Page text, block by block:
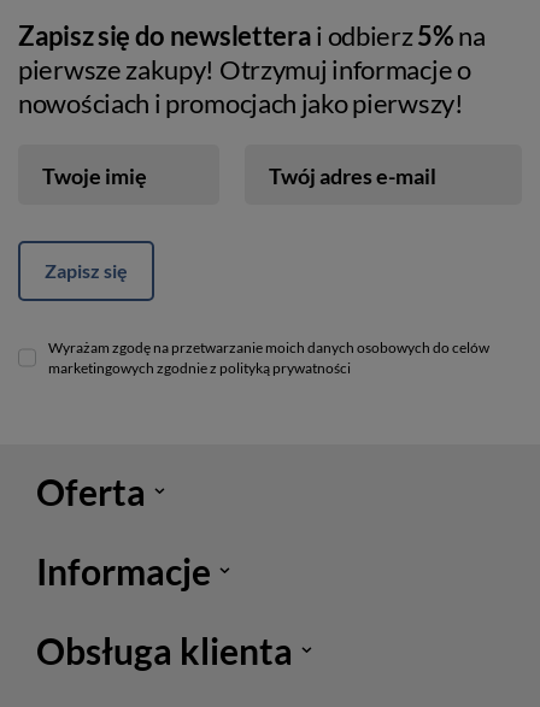
Zapisz się do newsletterai odbierz5%na
pierwsze zakupy! Otrzymuj informacje o
nowościach i promocjach jako pierwszy!
Twoje imię Twój adres e-mail
Zapisz się
Wyrażam zgodę na przetwarzanie moich danych osobowych do celów
marketingowych zgodnie z polityką prywatności
Oferta
Informacje
Obsługa klienta